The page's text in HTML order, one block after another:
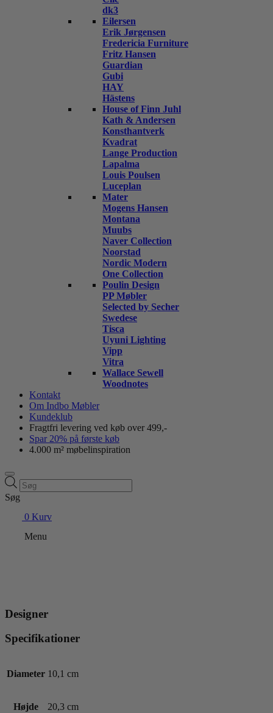
dk3
Eilersen
Erik Jørgensen
Fredericia Furniture
Fritz Hansen
Guardian
Gubi
HAY
Hästens
House of Finn Juhl
Kath & Andersen
Konsthantverk
Kvadrat
Lange Production
Lapalma
Louis Poulsen
Luceplan
Mater
Mogens Hansen
Montana
Muubs
Naver Collection
Noorstad
Nordic Modern
One Collection
Poulin Design
PP Møbler
Selected by Secher
Swedese
Tisca
Uyuni Lighting
Vipp
Vitra
Wallace Sewell
Woodnotes
Kontakt
Om Indbo Møbler
Kundeklub
Fragtfri levering ved køb over 499,-
Spar 20% på første køb
4.000 m² møbelinspiration
Products
search
Søg
0 Kurv
Menu
Designer
Specifikationer
Diameter 10,1 cm
Højde 20,3 cm